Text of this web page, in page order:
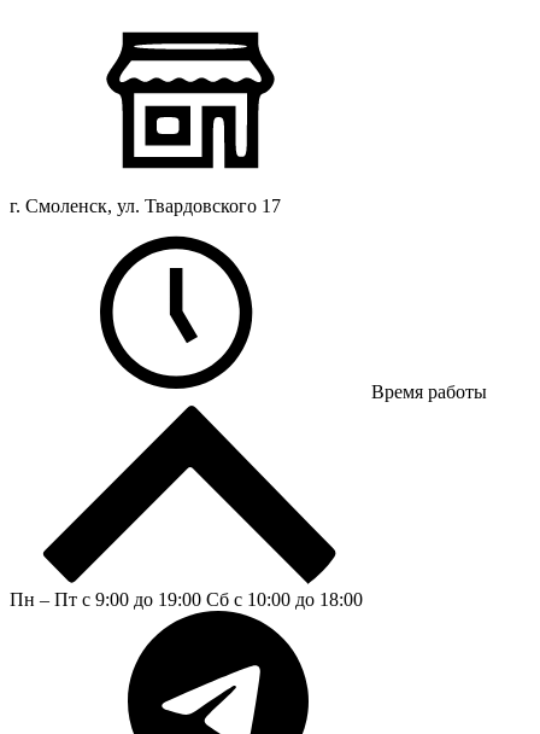
г. Смоленск, ул. Твардовского 17
Время работы
Пн – Пт с 9:00 до 19:00 Сб с 10:00 до 18:00